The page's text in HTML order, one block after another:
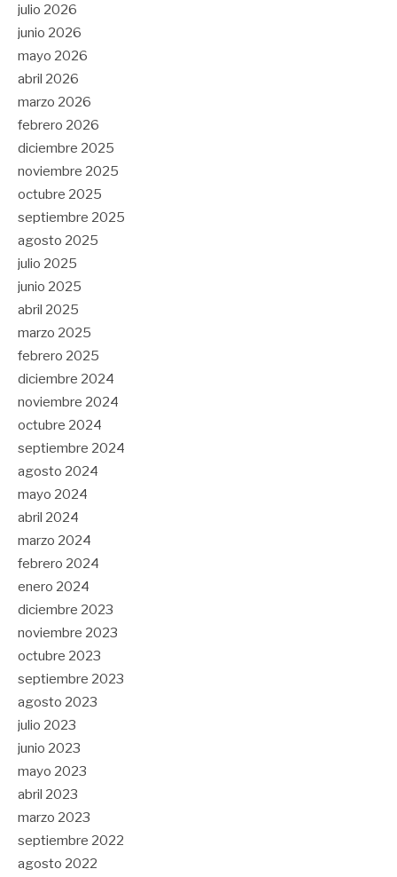
julio 2026
junio 2026
mayo 2026
abril 2026
marzo 2026
febrero 2026
diciembre 2025
noviembre 2025
octubre 2025
septiembre 2025
agosto 2025
julio 2025
junio 2025
abril 2025
marzo 2025
febrero 2025
diciembre 2024
noviembre 2024
octubre 2024
septiembre 2024
agosto 2024
mayo 2024
abril 2024
marzo 2024
febrero 2024
enero 2024
diciembre 2023
noviembre 2023
octubre 2023
septiembre 2023
agosto 2023
julio 2023
junio 2023
mayo 2023
abril 2023
marzo 2023
septiembre 2022
agosto 2022